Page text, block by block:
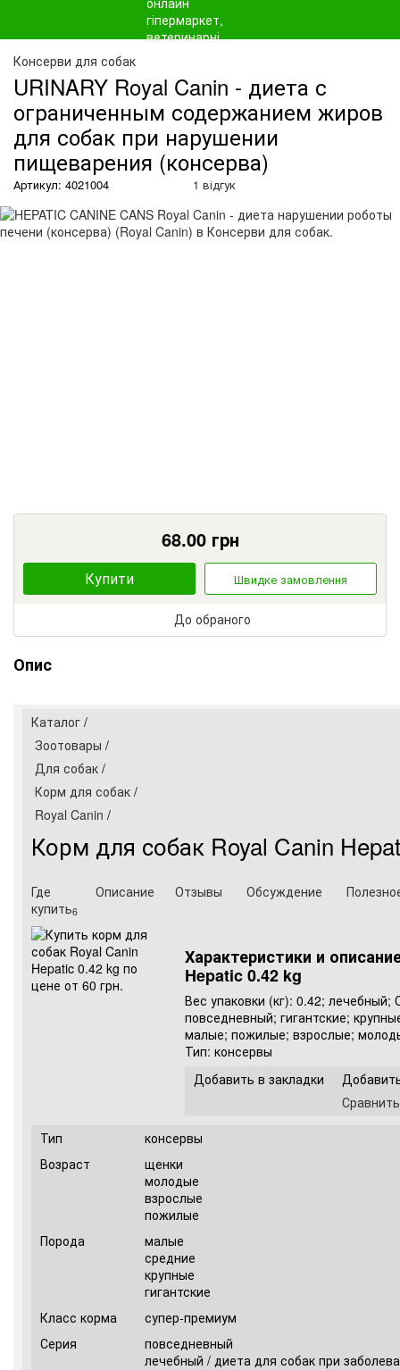
Консерви для собак
URINARY Royal Canin - диета с
ограниченным содержанием жиров
для собак при нарушении
пищеварения (консерва)
Артикул: 4021004 1 відгук
68.00грн
Купити Швидке замовлення
До обраного
Опис
Каталог /
Зоотовары /
Для собак /
Корм для собак /
Royal Canin /
Корм для собак Royal Canin
Где
купить6
Описание Отзывы Обсуждение
Характеристики и
Hepatic 0.42 kg
Вес упаковки (кг): 0.42; лечебный;
повседневный; гигантские;
малые; пожилые; взрослые;
Тип: консервы
Добавить в закладки
Тип
консервы
Возраст
щенки
молодые
взрослые
пожилые
Порода
малые
средние
крупные
гигантские
Класс корма
супер-премиум
Серия
повседневный
лечебный / диета для собак при